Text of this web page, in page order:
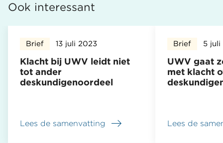
Ook interessant
Klacht bij UWV leidt niet
tot ander
deskundigenoordeel
Brief 13 juli 2023
Lees de samenvatting
over
UWV gaat
met klacht
Brief 5 juli
Lees de
over